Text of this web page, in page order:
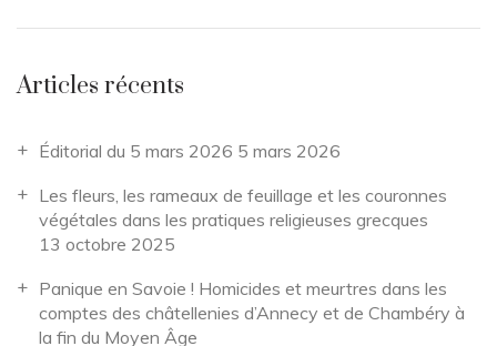
Articles récents
Éditorial du 5 mars 2026 5 mars 2026
Les fleurs, les rameaux de feuillage et les couronnes
végétales dans les pratiques religieuses grecques
13 octobre 2025
Panique en Savoie ! Homicides et meurtres dans les
comptes des châtellenies d’Annecy et de Chambéry à
la fin du Moyen Âge